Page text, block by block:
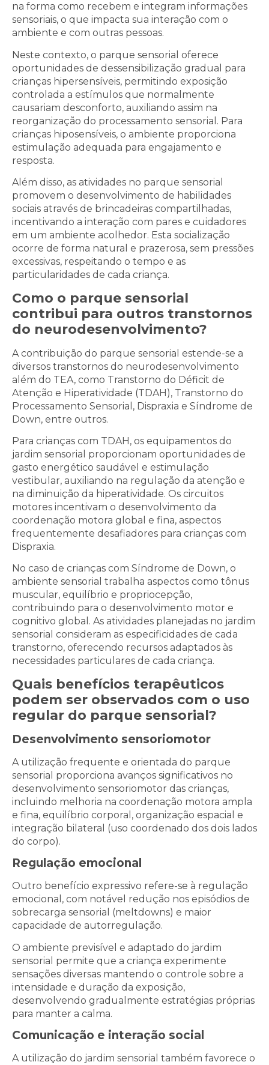
na forma como recebem e integram informações
sensoriais, o que impacta sua interação com o
ambiente e com outras pessoas.
Neste contexto, o parque sensorial oferece
oportunidades de dessensibilização gradual para
crianças hipersensíveis, permitindo exposição
controlada a estímulos que normalmente
causariam desconforto, auxiliando assim na
reorganização do processamento sensorial. Para
crianças hiposensíveis, o ambiente proporciona
estimulação adequada para engajamento e
resposta.
Além disso, as atividades no parque sensorial
promovem o desenvolvimento de habilidades
sociais através de brincadeiras compartilhadas,
incentivando a interação com pares e cuidadores
em um ambiente acolhedor. Esta socialização
ocorre de forma natural e prazerosa, sem pressões
excessivas, respeitando o tempo e as
particularidades de cada criança.
Como o parque sensorial
contribui para outros transtornos
do neurodesenvolvimento?
A contribuição do parque sensorial estende-se a
diversos transtornos do neurodesenvolvimento
além do TEA, como Transtorno do Déficit de
Atenção e Hiperatividade (TDAH), Transtorno do
Processamento Sensorial, Dispraxia e Síndrome de
Down, entre outros.
Para crianças com TDAH, os equipamentos do
jardim sensorial proporcionam oportunidades de
gasto energético saudável e estimulação
vestibular, auxiliando na regulação da atenção e
na diminuição da hiperatividade. Os circuitos
motores incentivam o desenvolvimento da
coordenação motora global e fina, aspectos
frequentemente desafiadores para crianças com
Dispraxia.
No caso de crianças com Síndrome de Down, o
ambiente sensorial trabalha aspectos como tônus
muscular, equilíbrio e propriocepção,
contribuindo para o desenvolvimento motor e
cognitivo global. As atividades planejadas no jardim
sensorial consideram as especificidades de cada
transtorno, oferecendo recursos adaptados às
necessidades particulares de cada criança.
Quais benefícios terapêuticos
podem ser observados com o uso
regular do parque sensorial?
Desenvolvimento sensoriomotor
A utilização frequente e orientada do parque
sensorial proporciona avanços significativos no
desenvolvimento sensoriomotor das crianças,
incluindo melhoria na coordenação motora ampla
e fina, equilíbrio corporal, organização espacial e
integração bilateral (uso coordenado dos dois lados
do corpo).
Regulação emocional
Outro benefício expressivo refere-se à regulação
emocional, com notável redução nos episódios de
sobrecarga sensorial (meltdowns) e maior
capacidade de autorregulação.
O ambiente previsível e adaptado do jardim
sensorial permite que a criança experimente
sensações diversas mantendo o controle sobre a
intensidade e duração da exposição,
desenvolvendo gradualmente estratégias próprias
para manter a calma.
Comunicação e interação social
A utilização do jardim sensorial também favorece o